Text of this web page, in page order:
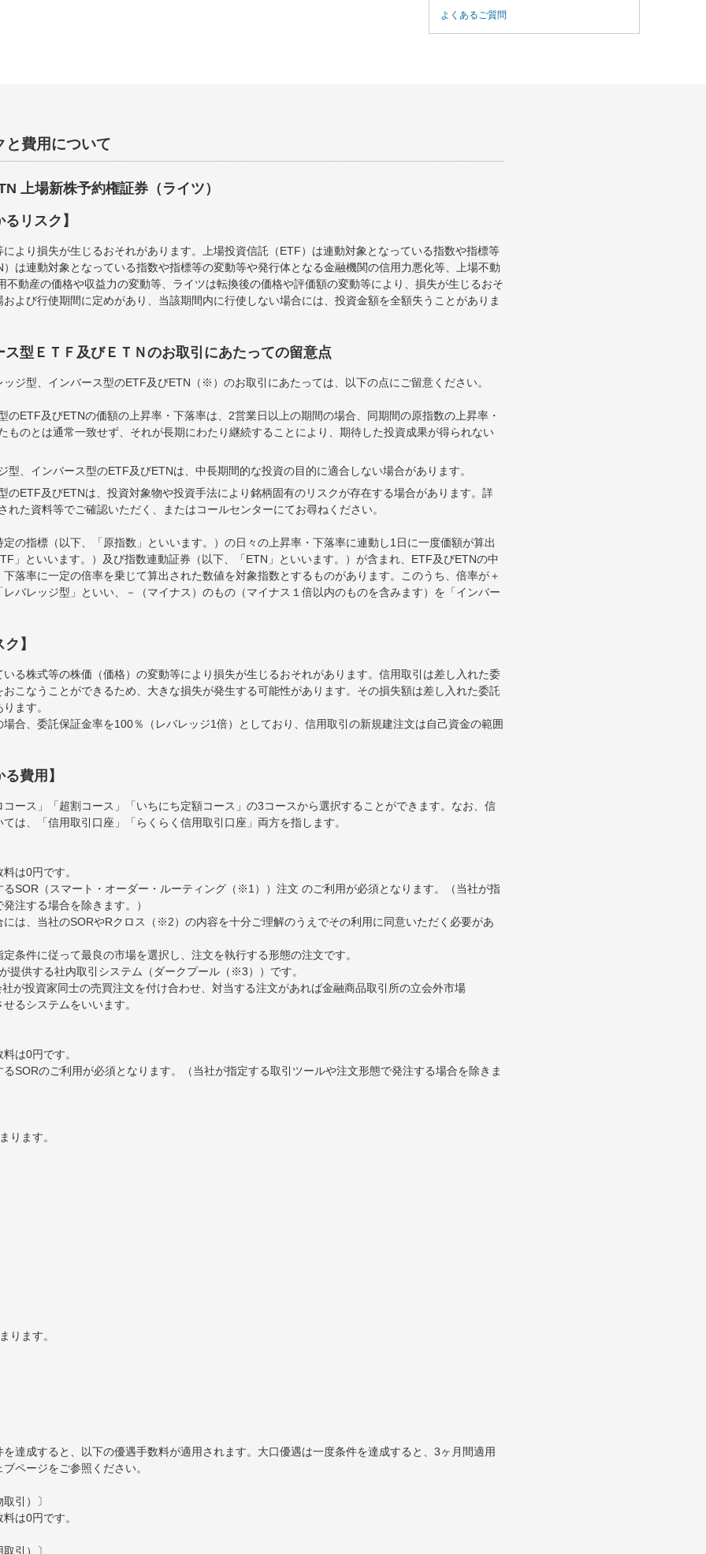
よくあるご質問
と費用について
上場新株予約権証券（ライツ）
リスク】
より損失が生じるおそれがあります。上場投資信託（ETF）は連動対象となっている指数や指標等
は連動対象となっている指数や指標等の変動等や発行体となる金融機関の信用力悪化等、上場不動
不動産の価格や収益力の変動等、ライツは転換後の価格や評価額の変動等により、損失が生じるおそ
よび行使期間に定めがあり、当該期間内に行使しない場合には、投資金額を全額失うことがありま
型ＥＴＦ及びＥＴＮのお取引にあたっての留意点
ジ型、インバース型のETF及びETN（※）のお取引にあたっては、以下の点にご留意ください。
のETF及びETNの価額の上昇率・下落率は、2営業日以上の期間の場合、同期間の原指数の上昇率・
ものとは通常一致せず、それが長期にわたり継続することにより、期待した投資成果が得られない
型、インバース型のETF及びETNは、中長期間的な投資の目的に適合しない場合があります。
のETF及びETNは、投資対象物や投資手法により銘柄固有のリスクが存在する場合があります。詳
れた資料等でご確認いただく、またはコールセンターにてお尋ねください。
の指標（以下、「原指数」といいます。）の日々の上昇率・下落率に連動し1日に一度価額が算出
」といいます。）及び指数連動証券（以下、「ETN」といいます。）が含まれ、ETF及びETNの中
落率に一定の倍率を乗じて算出された数値を対象指数とするものがあります。このうち、倍率が＋
バレッジ型」といい、－（マイナス）のもの（マイナス１倍以内のものを含みます）を「インバー
】
る株式等の株価（価格）の変動等により損失が生じるおそれがあります。信用取引は差し入れた委
こなうことができるため、大きな損失が発生する可能性があります。その損失額は差し入れた委託
ます。
合、委託保証金率を100％（レバレッジ1倍）としており、信用取引の新規建注文は自己資金の範囲
費用】
ース」「超割コース」「いちにち定額コース」の3コースから選択することができます。なお、信
は、「信用取引口座」「らくらく信用取引口座」両方を指します。
は0円です。
SOR（スマート・オーダー・ルーティング（※1））注文 のご利用が必須となります。（当社が指
注する場合を除きます。）
は、当社のSORやRクロス（※2）の内容を十分ご理解のうえでその利用に同意いただく必要があ
条件に従って最良の市場を選択し、注文を執行する形態の注文です。
提供する社内取引システム（ダークプール（※3））です。
が投資家同士の売買注文を付け合わせ、対当する注文があれば金融商品取引所の立会外市場
るシステムをいいます。
は0円です。
SORのご利用が必須となります。（当社が指定する取引ツールや注文形態で発注する場合を除きま
ります。
ります。
達成すると、以下の優遇手数料が適用されます。大口優遇は一度条件を達成すると、3ヶ月間適用
ページをご参照ください。
引）〕
は0円です。
引）〕